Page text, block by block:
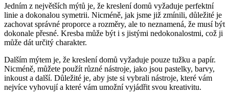
Jedním z největších mýtů je, že kreslení domů vyžaduje perfektní
linie a dokonalou symetrii. Nicméně, jak jsme již zmínili, důležité je
zachovat správné proporce a rozměry, ale to neznamená, že musí být
dokonale přesné. Kresba může být i s jistými nedokonalostmi, což ji
může dát určitý charakter.
Dalším mýtem je, že kreslení domů vyžaduje pouze tužku a papír.
Nicméně, můžete použít různé nástroje, jako jsou pastelky, barvy,
inkoust a další. Důležité je, aby jste si vybrali nástroje, které vám
nejvíce vyhovují a které vám umožní vyjádřit svou kreativitu.